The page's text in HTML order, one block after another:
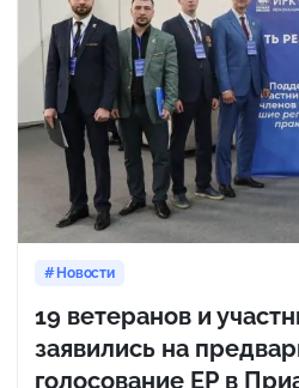
Новости
19 ветеранов и
заявились на
голосование ЕР в